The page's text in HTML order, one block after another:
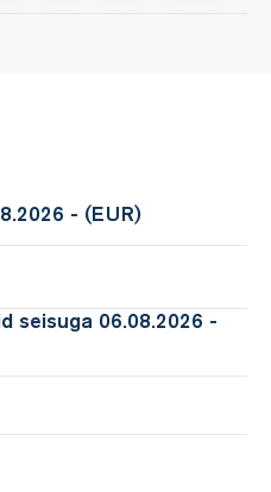
- (EUR)
seisuga 06.08.2026 -